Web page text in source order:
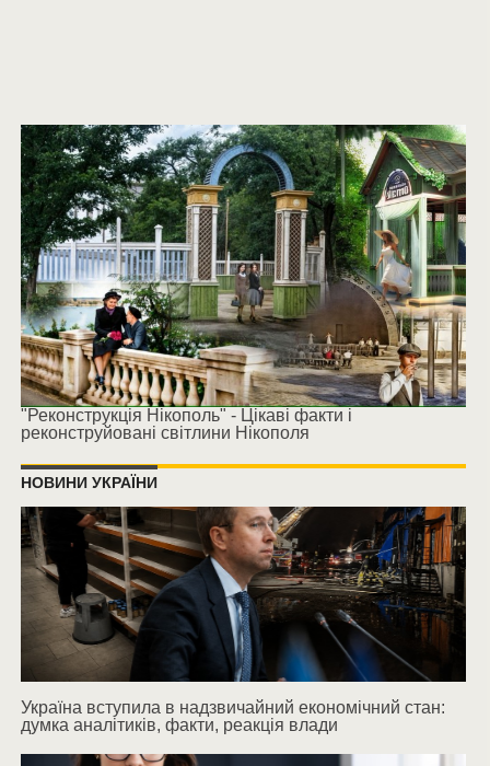
"Реконструкція Нікополь" - Цікаві факти і
реконструйовані світлини Нікополя
НОВИНИ УКРАЇНИ
Україна вступила в надзвичайний економічний стан:
думка аналітиків, факти, реакція влади